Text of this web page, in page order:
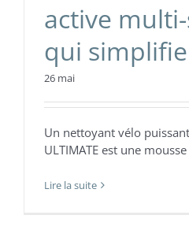
active
qui
26 mai
Un nettoyant vélo
ULTIMATE est une
Lire la suite